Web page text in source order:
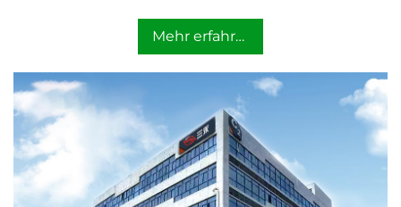
Mehr erfahren